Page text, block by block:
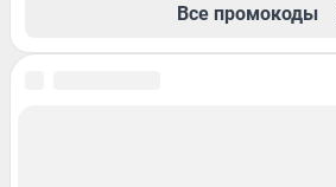
Все промокоды